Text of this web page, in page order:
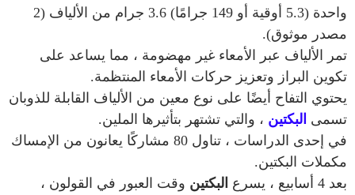
واحدة (5.3 أوقية أو 149 جرامًا) 3.6 جرام من الألياف (2
مصدر موثوق).
تمر الألياف عبر الأمعاء غير مهضومة ، مما يساعد على
تكوين البراز وتعزيز حركات الأمعاء المنتظمة.
يحتوي التفاح أيضًا على نوع معين من الألياف القابلة للذوبان
تسمى البكتين ، والتي تشتهر بتأثيرها الملين.
في إحدى الدراسات ، تناول 80 مشاركًا يعانون من الإمساك
مكملات البكتين.
بعد 4 أسابيع ، يسرع
البكتين وقت العبور في القولون ،